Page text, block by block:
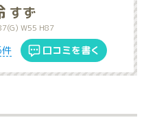
すず
W55 H87
口コミを書く